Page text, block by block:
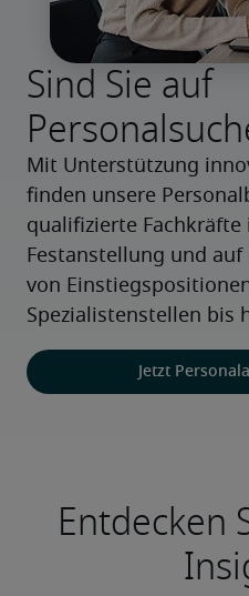
Sind Sie auf
Mit Unterstützung
finden unsere
qualifizierte Fachkräfte
Festanstellung und
von
Spezialistenstellen bis
Jetzt
Entdecken